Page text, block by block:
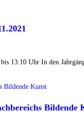
13:10 Uhr In den
Bildende